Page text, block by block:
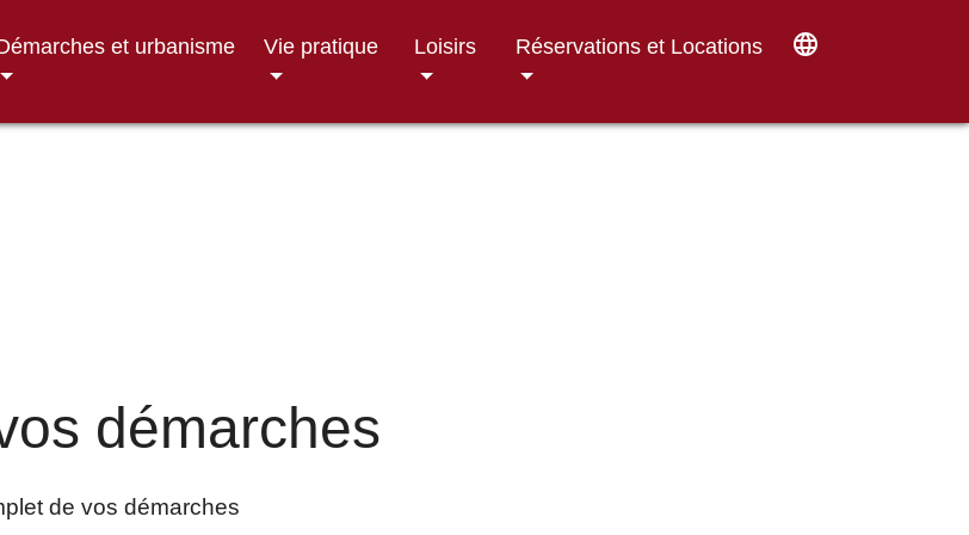
et urbanisme Vie pratique Loisirs Réservations et Locations language
démarches
de vos démarches